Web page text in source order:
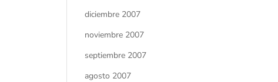
diciembre 2007
noviembre 2007
septiembre 2007
agosto 2007